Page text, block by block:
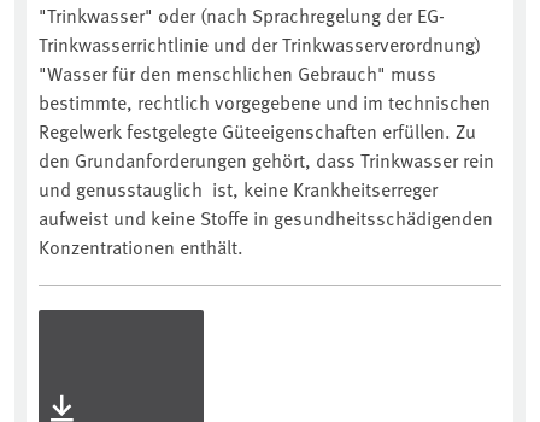
"Trinkwasser" oder (nach Sprachregelung der EG-
Trinkwasserrichtlinie und der Trinkwasserverordnung)
"Wasser für den menschlichen Gebrauch" muss
bestimmte, rechtlich vorgegebene und im technischen
Regelwerk festgelegte Güteeigenschaften erfüllen. Zu
den Grundanforderungen gehört, dass Trinkwasser rein
und genusstauglich ist, keine Krankheitserreger
aufweist und keine Stoffe in gesundheitsschädigenden
Konzentrationen enthält.